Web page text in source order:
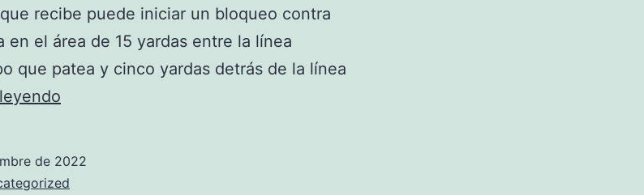
recibe puede iniciar un bloqueo contra
en el área de 15 yardas entre la línea
que patea y cinco yardas detrás de la línea
2019
de 2022